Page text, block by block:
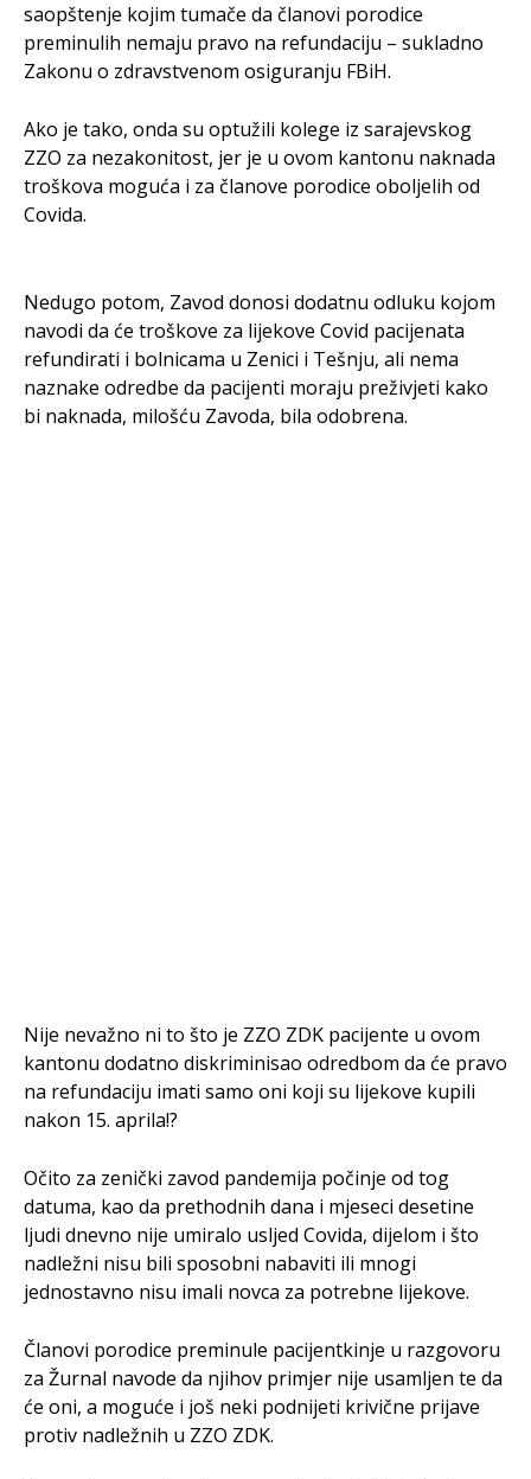
saopštenje kojim tumače da članovi porodice
preminulih nemaju pravo na refundaciju – sukladno
Zakonu o zdravstvenom osiguranju FBiH.
Ako je tako, onda su optužili kolege iz sarajevskog
ZZO za nezakonitost, jer je u ovom kantonu naknada
troškova moguća i za članove porodice oboljelih od
Covida.
Nedugo potom, Zavod donosi dodatnu odluku kojom
navodi da će troškove za lijekove Covid pacijenata
refundirati i bolnicama u Zenici i Tešnju, ali nema
naznake odredbe da pacijenti moraju preživjeti kako
bi naknada, milošću Zavoda, bila odobrena.
Nije nevažno ni to što je ZZO ZDK pacijente u ovom
kantonu dodatno diskriminisao odredbom da će pravo
na refundaciju imati samo oni koji su lijekove kupili
nakon 15. aprila!?
Očito za zenički zavod pandemija počinje od tog
datuma, kao da prethodnih dana i mjeseci desetine
ljudi dnevno nije umiralo usljed Covida, dijelom i što
nadležni nisu bili sposobni nabaviti ili mnogi
jednostavno nisu imali novca za potrebne lijekove.
Članovi porodice preminule pacijentkinje u razgovoru
za Žurnal navode da njihov primjer nije usamljen te da
će oni, a moguće i još neki podnijeti krivične prijave
protiv nadležnih u ZZO ZDK.